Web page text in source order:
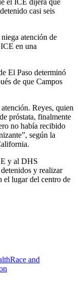
el ICE dijera que
casi seis
atención de
en una
El Paso determinó
de que Campos
Reyes, quien
próstata, finalmente
no había recibido
según la
y al DHS
y realizar
el lugar del centro de
Race and